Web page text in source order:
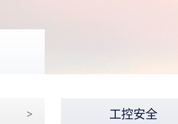
工控安全